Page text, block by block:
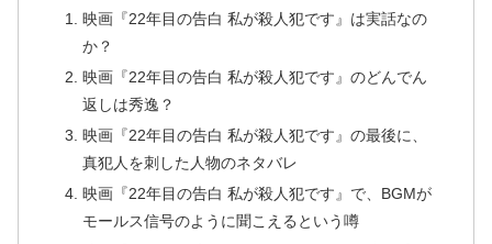
映画『22年目の告白 私が殺人犯です』は実話なの
か？
映画『22年目の告白 私が殺人犯です』のどんでん
返しは秀逸？
映画『22年目の告白 私が殺人犯です』の最後に、
真犯人を刺した人物のネタバレ
映画『22年目の告白 私が殺人犯です』で、BGMが
モールス信号のように聞こえるという噂